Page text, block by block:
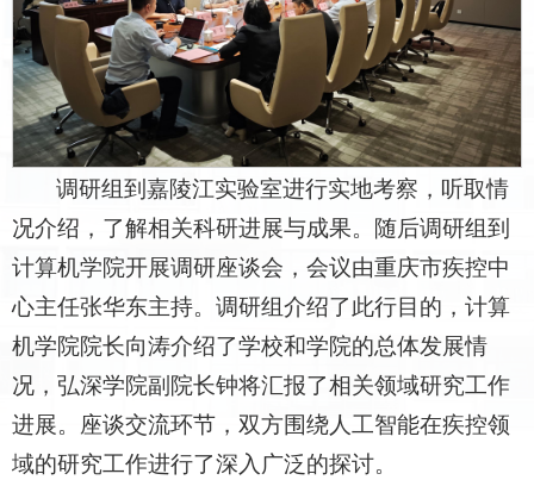
调研组到嘉陵江实验室进行实地考察，听取情
况介绍，了解相关科研进展与成果。随后调研组到
计算机学院开展调研座谈会，会议由重庆市疾控中
心主任张华东主持。调研组介绍了此行目的，计算
机学院院长向涛介绍了学校和学院的总体发展情
况，弘深学院副院长钟将汇报了相关领域研究工作
进展。座谈交流环节，双方围绕人工智能在疾控领
域的研究工作进行了深入广泛的探讨。